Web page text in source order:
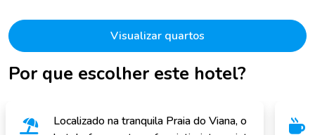
Por que escolher este hotel?
Localizado na tranquila Praia do Viana, o
Visualizar quartos